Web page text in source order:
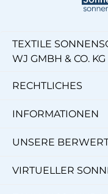
TEXTILE
WJ GMBH & CO. KG
RECHTLICHES
INFORMATIONEN
UNSERE
VIRTUELLER